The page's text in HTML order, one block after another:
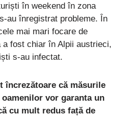
în weekend în zona
au înregistrat probleme. În
mai mari focare de
a fost chiar în Alpii austrieci,
s-au infectat.
încrezătoare că măsurile
vor garanta un
cu mult redus față de